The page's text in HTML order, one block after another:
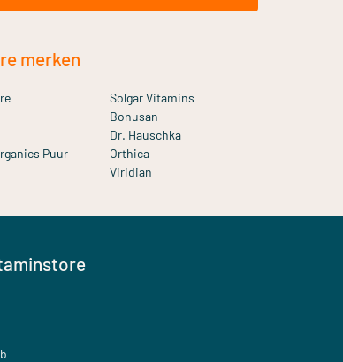
merken
Solgar Vitamins
Bonusan
Dr. Hauschka
Puur
Orthica
Viridian